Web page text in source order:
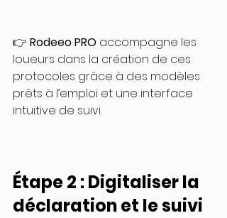
👉 Rodeeo PRO accompagne les
loueurs dans la création de ces
protocoles grâce à des modèles
prêts à l’emploi et une interface
intuitive de suivi.
Étape 2 : Digitaliser la
déclaration et le suivi